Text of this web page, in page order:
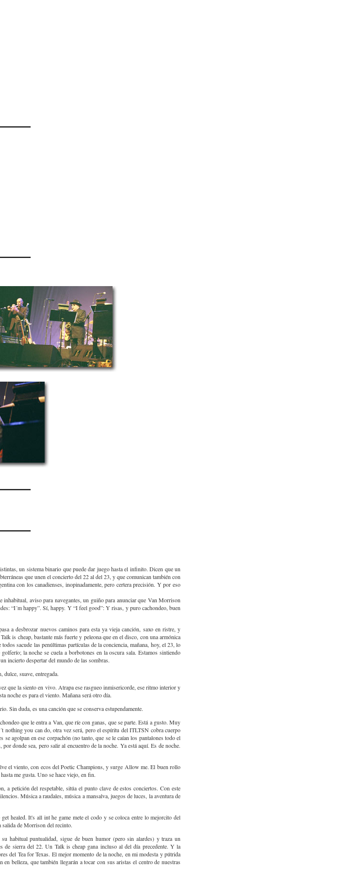
un sistema binario que puede dar juego hasta el infinito. Dicen que un
que unen el concierto del 22 al del 23, y que comunican también con
con los canadienses, inopinadamente, pero certera precisión. Y por eso
aviso para navegantes, un guiño para anunciar que Van Morrison
“I´m happy”. Sí, happy. Y “I feel good”: Y risas, y puro cachondeo, buen
a desbrozar nuevos caminos para esta ya vieja canción, saxo en ristre, y
is cheap, bastante más fuerte y peleona que en el disco, con una armónica
sacude las penúltimas partículas de la conciencia, mañana, hoy, el 23, lo
la noche se cuela a borbotones en la oscura sala. Estamos sintiendo
incierto despertar del mundo de las sombras.
suave, entregada.
que la siento en vivo. Atrapa ese rasgueo inmisericorde, ese ritmo interior y
noche es para el viento. Mañana será otro día.
Sin duda, es una canción que se conserva estupendamente.
que le entra a Van, que ríe con ganas, que se parte. Está a gusto. Muy
nothing you can do, otra vez será, pero el espíritu del ITLTSN cobra cuerpo
agolpan en ese corpachón (no tanto, que se le caían los pantalones todo el
donde sea, pero salir al encuentro de la noche. Ya está aquí. Es de noche.
el viento, con ecos del Poetic Champions, y surge Allow me. El buen rollo
me gusta. Uno se hace viejo, en fin.
petición del respetable, sitúa el punto clave de estos conciertos. Con este
Música a raudales, música a mansalva, juegos de luces, la aventura de
healed. It's all int he game mete el codo y se coloca entre lo mejorcito del
salida de Morrison del recinto.
habitual puntualidad, sigue de buen humor (pero sin alardes) y traza un
de sierra del 22. Un Talk is cheap gana incluso al del día precedente. Y la
del Tea for Texas. El mejor momento de la noche, en mi modesta y pútrida
belleza, que también llegarán a tocar con sus aristas el centro de nuestras